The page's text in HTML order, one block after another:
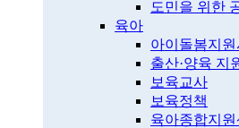
도민을 위한
육아
아이돌봄지원
출산·양육 지
보육교사
보육정책
육아종합지